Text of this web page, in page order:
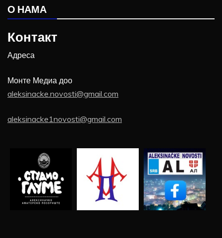
О НАМА
Контакт
Адреса
Монте Медиа доо
aleksinacke.novosti@gmail.com
aleksinacke1novosti@gmail.com